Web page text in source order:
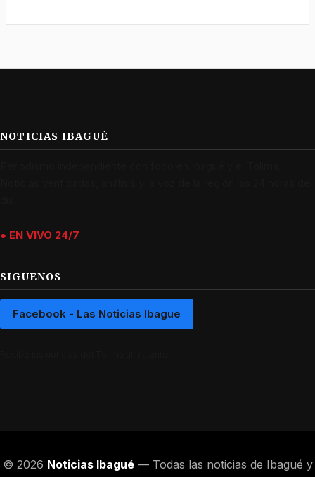
NOTICIAS IBAGUÉ
● EN VIVO 24/7
SIGUENOS
Facebook - Las Noticias Ibague
© 2026 Noticias Ibagué— Todas las noticias de Ibagué y